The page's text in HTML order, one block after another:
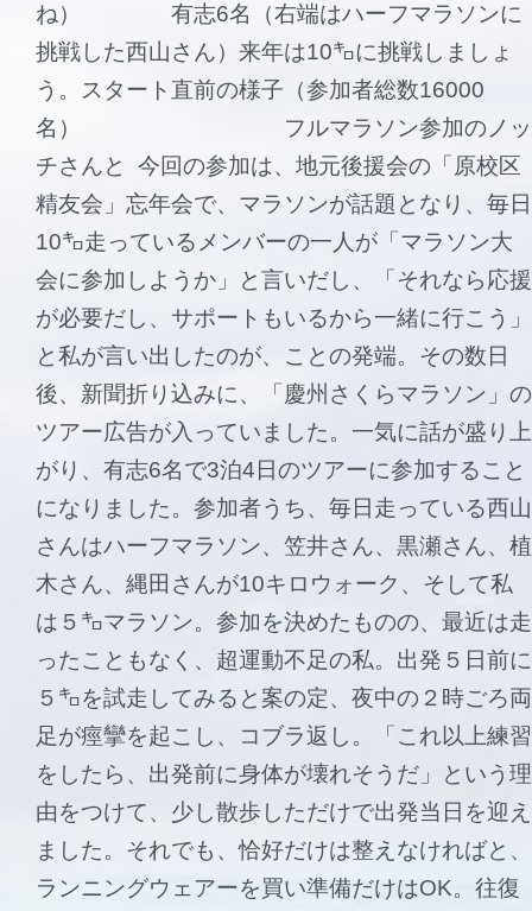
ね） 有志6名（右端はハーフマラソンに
挑戦した西山さん）来年は10㌔に挑戦しましょ
う。スタート直前の様子（参加者総数16000
名） フルマラソン参加のノッ
チさんと 今回の参加は、地元後援会の「原校区
精友会」忘年会で、マラソンが話題となり、毎日
10㌔走っているメンバーの一人が「マラソン大
会に参加しようか」と言いだし、「それなら応援
が必要だし、サポートもいるから一緒に行こう」
と私が言い出したのが、ことの発端。その数日
後、新聞折り込みに、「慶州さくらマラソン」の
ツアー広告が入っていました。一気に話が盛り上
がり、有志6名で3泊4日のツアーに参加すること
になりました。参加者うち、毎日走っている西山
さんはハーフマラソン、笠井さん、黒瀬さん、植
木さん、縄田さんが10キロウォーク、そして私
は５㌔マラソン。参加を決めたものの、最近は走
ったこともなく、超運動不足の私。出発５日前に
５㌔を試走してみると案の定、夜中の２時ごろ両
足が痙攣を起こし、コブラ返し。「これ以上練習
をしたら、出発前に身体が壊れそうだ」という理
由をつけて、少し散歩しただけで出発当日を迎え
ました。それでも、恰好だけは整えなければと、
ランニングウェアーを買い準備だけはOK。往復